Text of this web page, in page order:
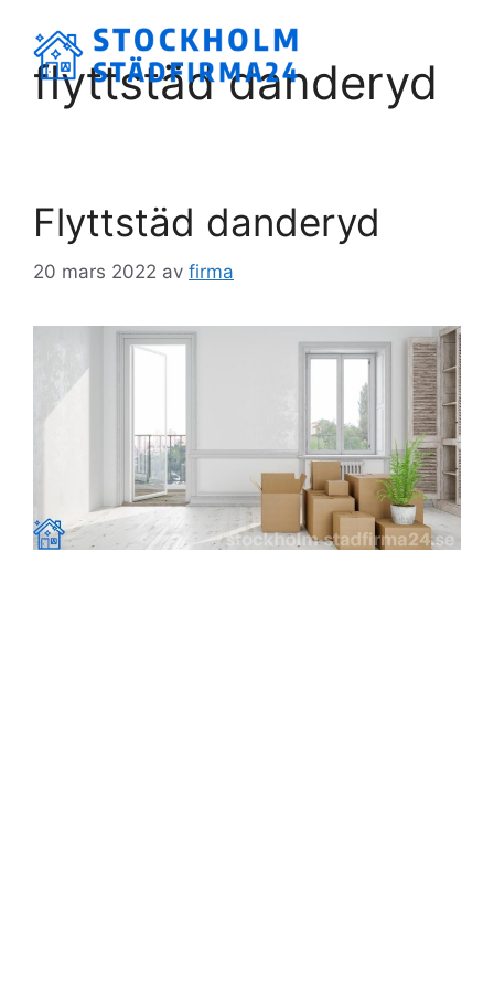
innehållflyttstäd danderyd
Flyttstäd danderyd
20 mars 2022 av firma